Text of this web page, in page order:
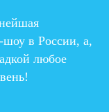
шоу в России, а,
любое